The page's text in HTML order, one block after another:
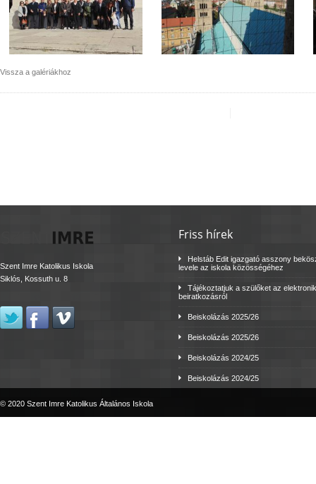
Vissza a galériákhoz
Szent Imre Katolikus Iskola
Siklós, Kossuth u. 8
Friss hírek
Helstáb Edit igazgató asszony
levele az iskola közösségéhez
Tájékoztatjuk a szülőket az
beiratkozásról
Beiskolázás 2025/26
Beiskolázás 2025/26
Beiskolázás 2024/25
Beiskolázás 2024/25
© 2020 Szent Imre Katolikus Általános Iskola